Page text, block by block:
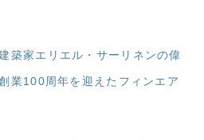
築家エリエル・サーリネンの偉
業100周年を迎えたフィンエア